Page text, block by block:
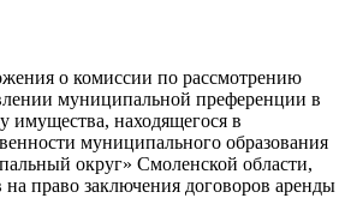
о комиссии по рассмотрению
муниципальной преференции в
имущества, находящегося в
муниципального образования
округ» Смоленской области,
на право заключения договоров аренды